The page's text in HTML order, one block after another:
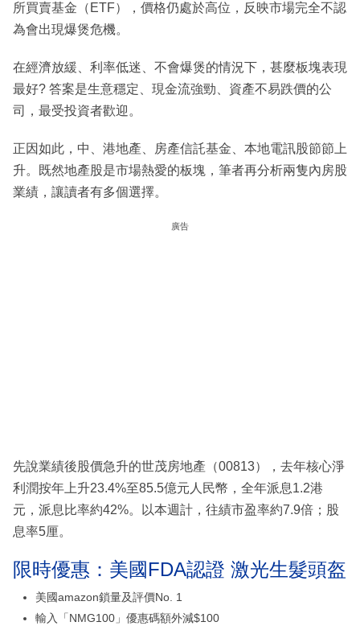
所買賣基金（ETF），價格仍處於高位，反映市場完全不認
為會出現爆煲危機。
在經濟放緩、利率低迷、不會爆煲的情況下，甚麼板塊表現
最好? 答案是生意穩定、現金流強勁、資產不易跌價的公
司，最受投資者歡迎。
正因如此，中、港地產、房產信託基金、本地電訊股節節上
升。既然地產股是市場熱愛的板塊，筆者再分析兩隻內房股
業績，讓讀者有多個選擇。
廣告
先說業績後股價急升的世茂房地產（00813），去年核心淨
利潤按年上升23.4%至85.5億元人民幣，全年派息1.2港
元，派息比率約42%。以本週計，往績市盈率約7.9倍；股
息率5厘。
限時優惠：美國FDA認證 激光生髮頭盔
美國amazon鎖量及評價No. 1
輸入「NMG100」優惠碼額外減$100